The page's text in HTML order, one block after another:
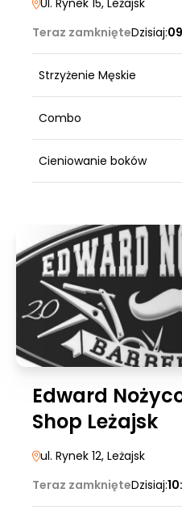
Ul. Rynek 15, Leżajsk
Teraz zamknięteDzisiaj:
Strzyżenie Męskie
Combo
Cieniowanie boków
Edward
Shop Leżajsk
ul. Rynek 12, Leżajsk
Teraz zamknięteDzisiaj: